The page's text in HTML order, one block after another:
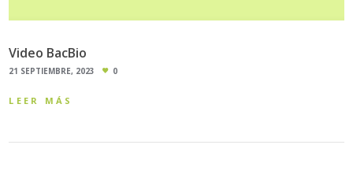
Video BacBio
21 SEPTIEMBRE, 2023 0
LEER MÁS